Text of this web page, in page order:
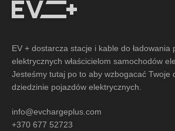
EV + dostarcza stacje i kable do ładowania
elektrycznych właścicielom samochodów
Jesteśmy tutaj po to aby wzbogacać Twoje
dziedzinie pojazdów elektrycznych.
info@evchargeplus.com
+370 677 52723